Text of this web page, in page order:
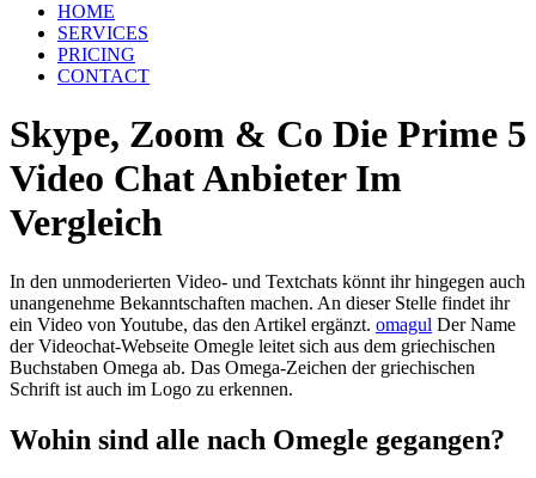
HOME
SERVICES
PRICING
CONTACT
Skype, Zoom & Co Die Prime 5
Video Chat Anbieter Im
Vergleich
In den unmoderierten Video- und Textchats könnt ihr hingegen auch
unangenehme Bekanntschaften machen. An dieser Stelle findet ihr
ein Video von Youtube, das den Artikel ergänzt. omagul Der Name
der Videochat-Webseite Omegle leitet sich aus dem griechischen
Buchstaben Omega ab. Das Omega-Zeichen der griechischen
Schrift ist auch im Logo zu erkennen.
Wohin sind alle nach Omegle gegangen?